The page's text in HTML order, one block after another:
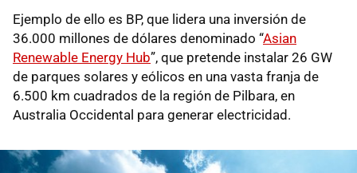
Ejemplo de ello es BP, que lidera una inversión de
36.000 millones de dólares denominado “Asian
Renewable Energy Hub”, que pretende instalar 26 GW
de parques solares y eólicos en una vasta franja de
6.500 km cuadrados de la región de Pilbara, en
Australia Occidental para generar electricidad.